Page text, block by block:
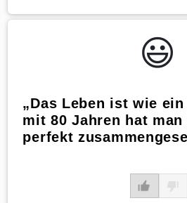
😃️
„Das Leben ist wie
mit 80 Jahren hat
perfekt